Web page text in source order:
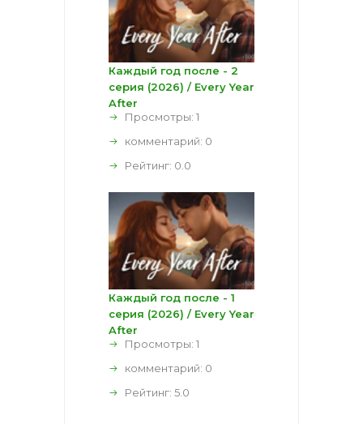
Каждый год после - 2
серия (2026) / Every Year
After
Просмотры: 1
комментарий: 0
Рейтинг: 0.0
Каждый год после - 1
серия (2026) / Every Year
After
Просмотры: 1
комментарий: 0
Рейтинг: 5.0